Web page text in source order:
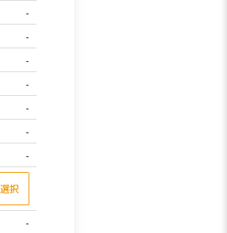
-
-
-
-
-
-
-
択
-